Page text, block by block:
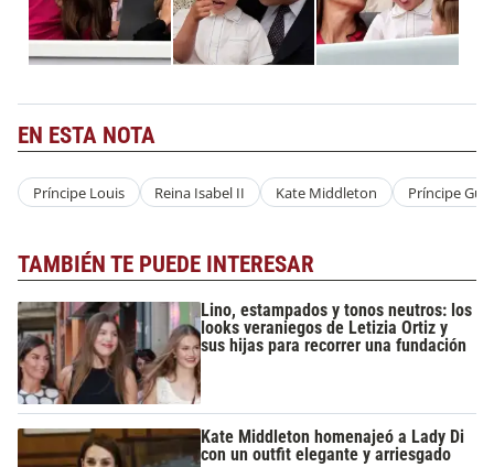
EN ESTA NOTA
Príncipe Louis Reina Isabel II Kate Middleton Príncipe
TAMBIÉN TE PUEDE INTERESAR
Lino, estampados y tonos neutros: los
looks veraniegos de Letizia Ortiz y
sus hijas para recorrer una fundación
Kate Middleton homenajeó a Lady Di
con un outfit elegante y arriesgado